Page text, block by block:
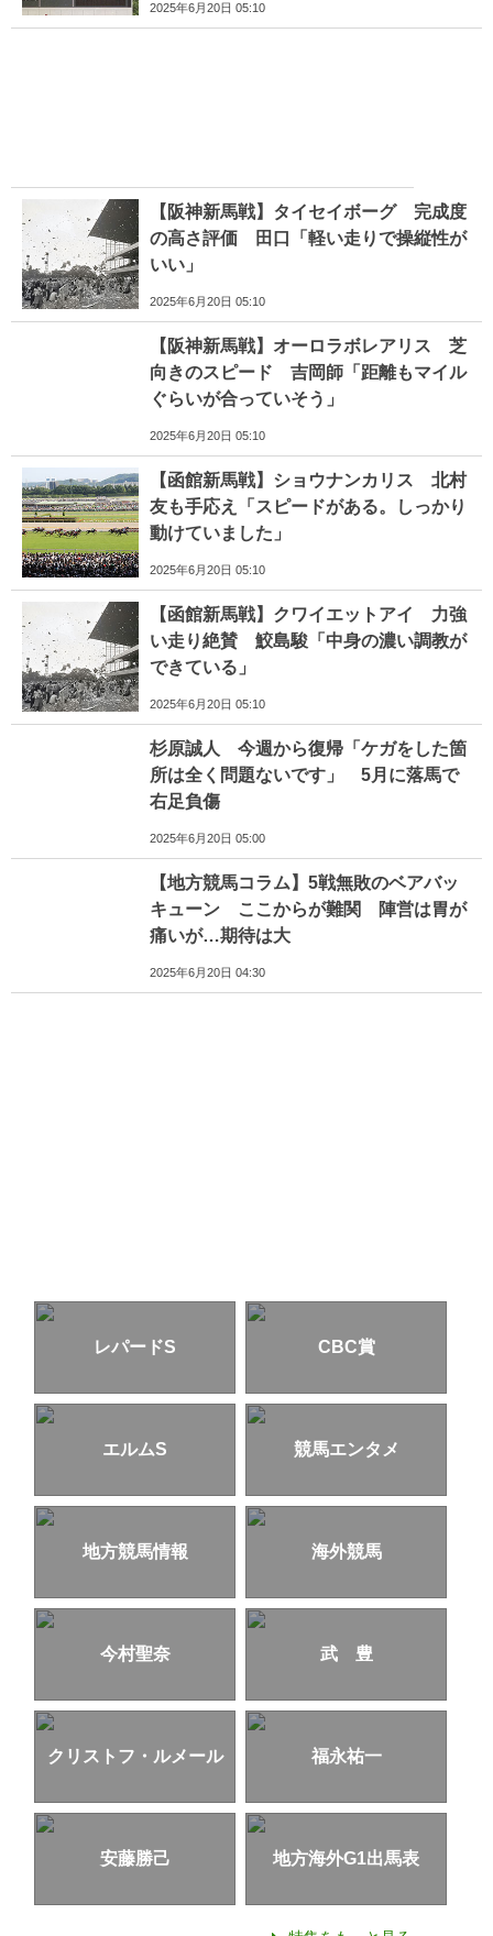
2025年6月20日 05:10
【阪神新馬戦】タイセイボーグ 完成度
の高さ評価 田口「軽い走りで操縦性が
いい」
2025年6月20日 05:10
【阪神新馬戦】オーロラボレアリス 芝
向きのスピード 吉岡師「距離もマイル
ぐらいが合っていそう」
2025年6月20日 05:10
【函館新馬戦】ショウナンカリス 北村
友も手応え「スピードがある。しっかり
動けていました」
2025年6月20日 05:10
【函館新馬戦】クワイエットアイ 力強
い走り絶賛 鮫島駿「中身の濃い調教が
できている」
2025年6月20日 05:10
杉原誠人 今週から復帰「ケガをした箇
所は全く問題ないです」 5月に落馬で
右足負傷
2025年6月20日 05:00
【地方競馬コラム】5戦無敗のベアバッ
キューン ここからが難関 陣営は胃が
痛いが…期待は大
2025年6月20日 04:30
レパードS CBC賞
エルムS 競馬エンタメ
地方競馬情報 海外競馬
今村聖奈 武 豊
クリストフ・ルメール 福永祐一
安藤勝己 地方海外G1出馬表